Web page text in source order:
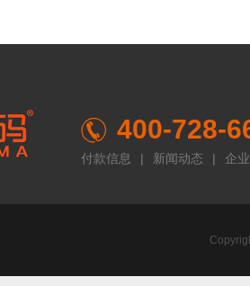
400-728-
付款信息 | 新闻动态 | 企